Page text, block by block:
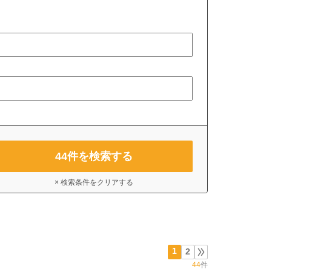
44件を検索する
× 検索条件をクリアする
1 2
44件